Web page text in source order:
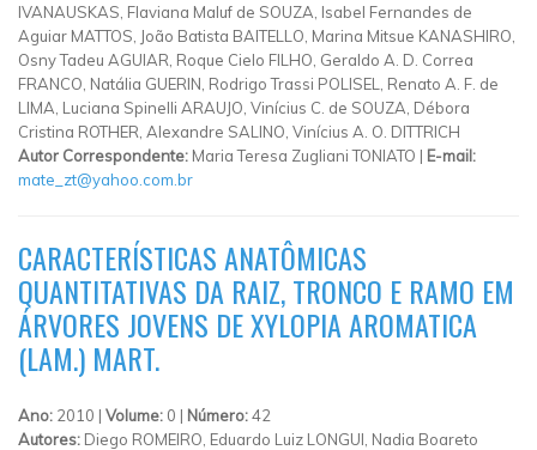
IVANAUSKAS, Flaviana Maluf de SOUZA, Isabel Fernandes de
Aguiar MATTOS, João Batista BAITELLO, Marina Mitsue KANASHIRO,
Osny Tadeu AGUIAR, Roque Cielo FILHO, Geraldo A. D. Correa
FRANCO, Natália GUERIN, Rodrigo Trassi POLISEL, Renato A. F. de
LIMA, Luciana Spinelli ARAUJO, Vinícius C. de SOUZA, Débora
Cristina ROTHER, Alexandre SALINO, Vinícius A. O. DITTRICH
Autor Correspondente: Maria Teresa Zugliani TONIATO | E-mail:
mate_zt@yahoo.com.br
CARACTERÍSTICAS ANATÔMICAS
QUANTITATIVAS DA RAIZ, TRONCO E RAMO EM
ÁRVORES JOVENS DE XYLOPIA AROMATICA
(LAM.) MART.
Ano: 2010 | Volume: 0 | Número:42
Autores: Diego ROMEIRO, Eduardo Luiz LONGUI, Nadia Boareto